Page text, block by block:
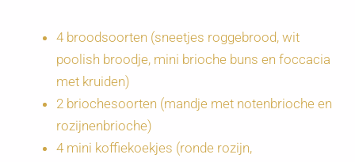
4 broodsoorten (sneetjes roggebrood, wit
poolish broodje, mini brioche buns en foccacia
met kruiden)
2 briochesoorten (mandje met notenbrioche en
rozijnenbrioche)
4 mini koffiekoekjes (ronde rozijn,